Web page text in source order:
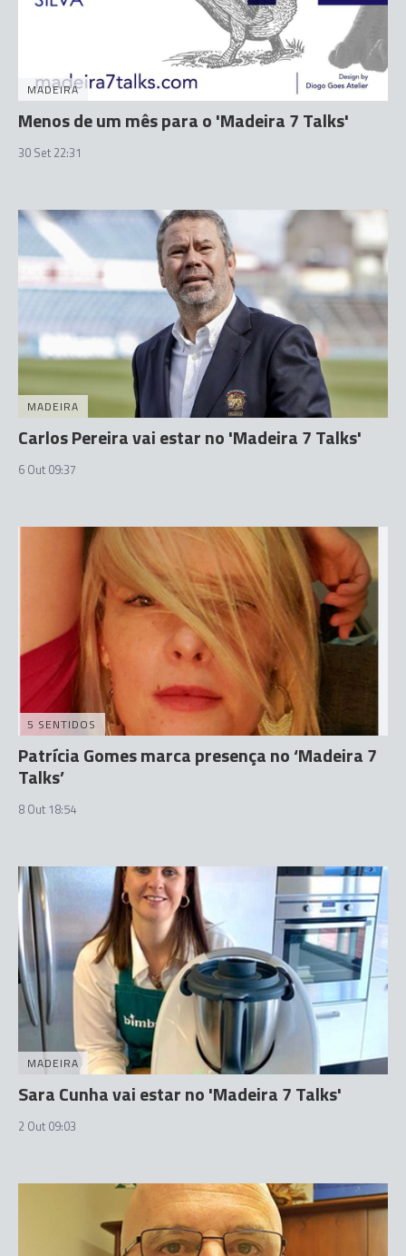
MADEIRA
Menos de um mês para o 'Madeira 7 Talks'
30 Set 22:31
MADEIRA
Carlos Pereira vai estar no 'Madeira 7 Talks'
6 Out 09:37
5 SENTIDOS
Patrícia Gomes marca presença no ‘Madeira 7
Talks’
8 Out 18:54
MADEIRA
Sara Cunha vai estar no 'Madeira 7 Talks'
2 Out 09:03